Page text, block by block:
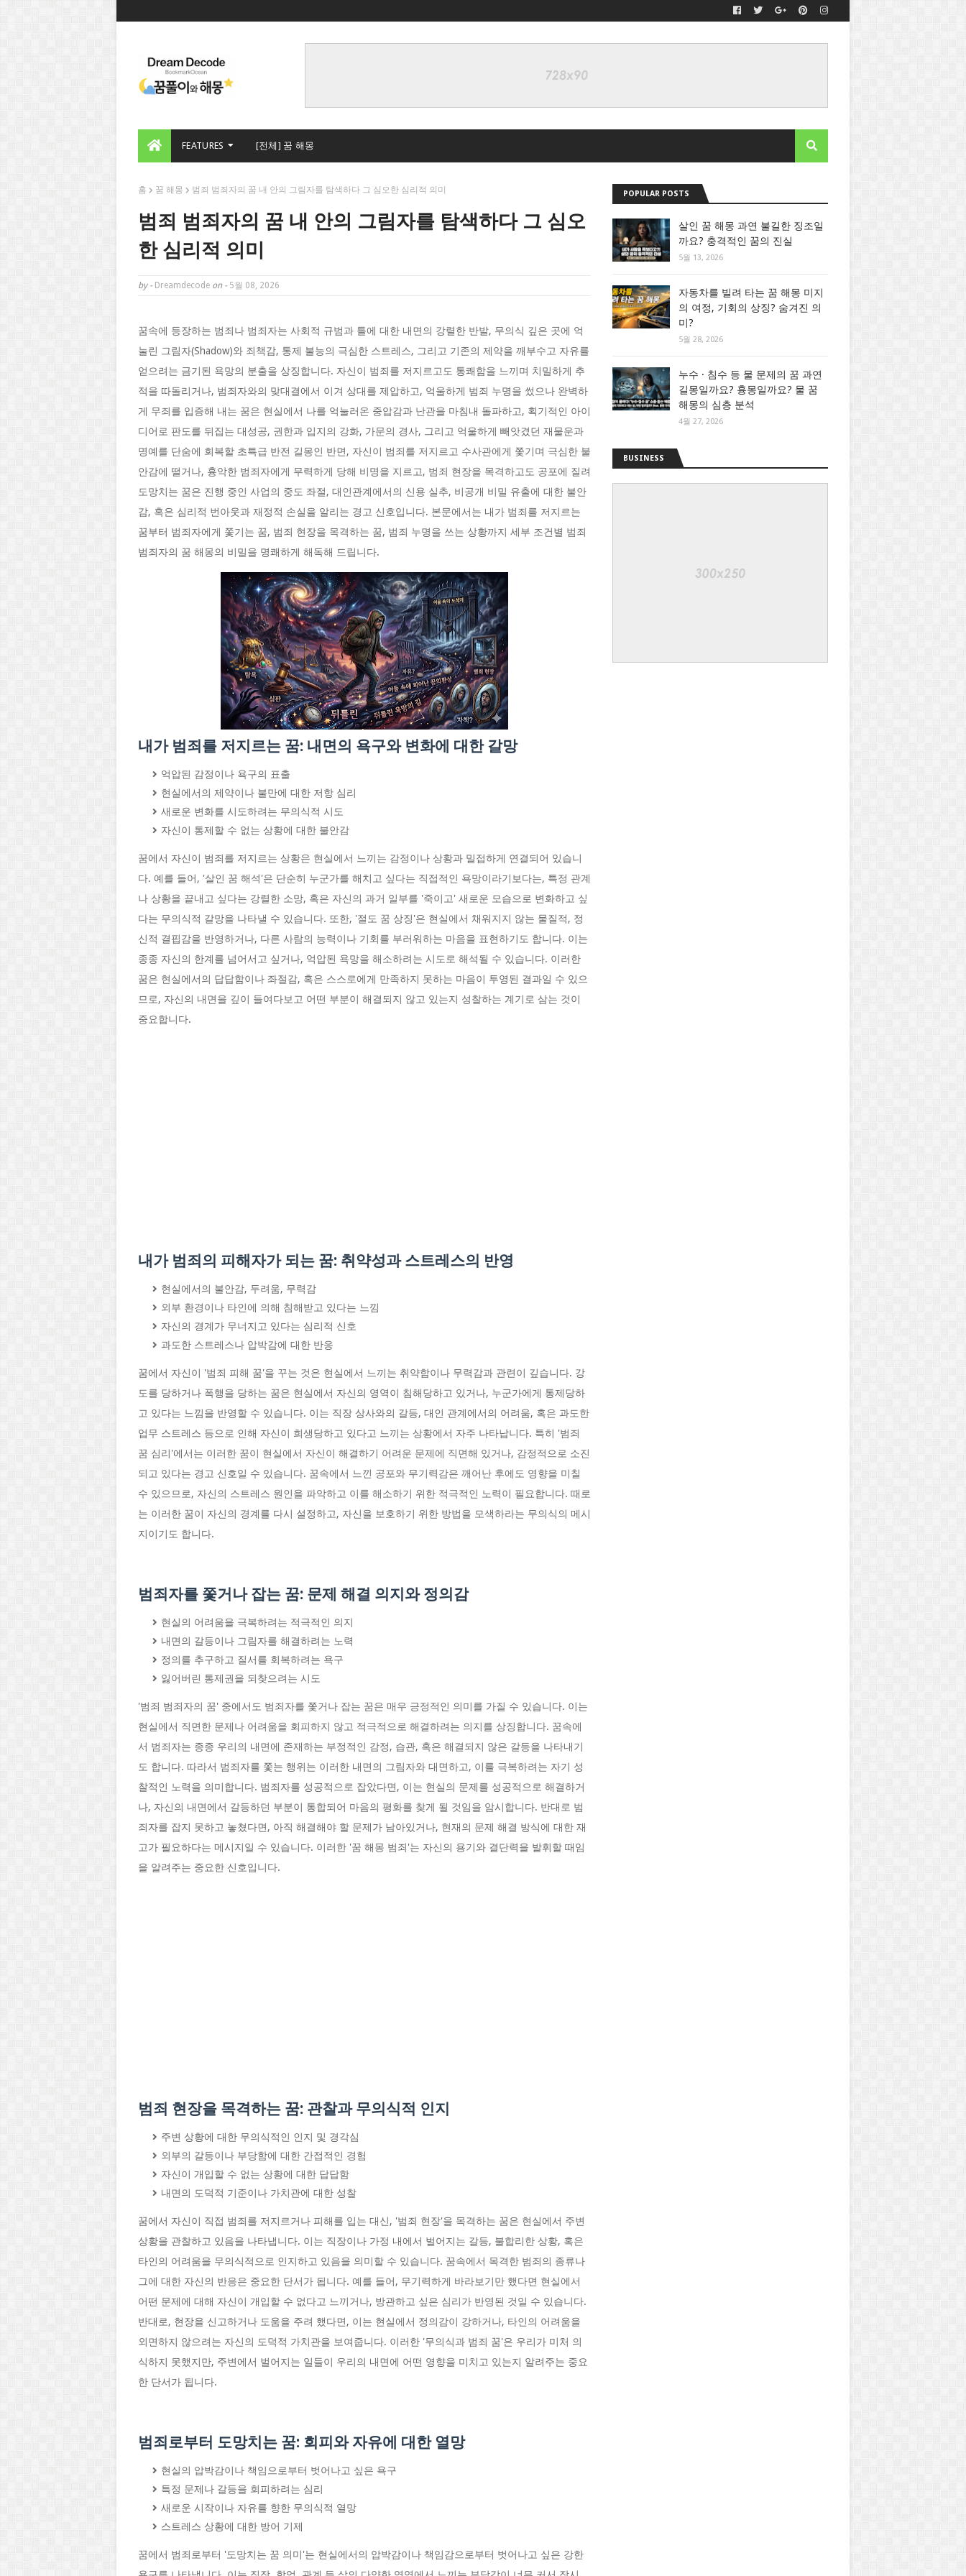
FEATURES [전체] 꿈 해몽
홈 꿈 해몽 범죄 범죄자의 꿈 내 안의 그림자를 탐색하다 그 심오한 심리적 의미
범죄 범죄자의 꿈 내 안의 그림자를 탐색하다 그 심오
한 심리적 의미
by - Dreamdecode on - 5월 08, 2026
꿈속에 등장하는 범죄나 범죄자는 사회적 규범과 틀에 대한 내면의 강렬한 반발, 무의식 깊은 곳에 억
눌린 그림자(Shadow)와 죄책감, 통제 불능의 극심한 스트레스, 그리고 기존의 제약을 깨부수고 자유를
얻으려는 금기된 욕망의 분출을 상징합니다. 자신이 범죄를 저지르고도 통쾌함을 느끼며 치밀하게 추
적을 따돌리거나, 범죄자와의 맞대결에서 이겨 상대를 제압하고, 억울하게 범죄 누명을 썼으나 완벽하
게 무죄를 입증해 내는 꿈은 현실에서 나를 억눌러온 중압감과 난관을 마침내 돌파하고, 획기적인 아이
디어로 판도를 뒤집는 대성공, 권한과 입지의 강화, 가문의 경사, 그리고 억울하게 빼앗겼던 재물운과
명예를 단숨에 회복할 초특급 반전 길몽인 반면, 자신이 범죄를 저지르고 수사관에게 쫓기며 극심한 불
안감에 떨거나, 흉악한 범죄자에게 무력하게 당해 비명을 지르고, 범죄 현장을 목격하고도 공포에 질려
도망치는 꿈은 진행 중인 사업의 중도 좌절, 대인관계에서의 신용 실추, 비공개 비밀 유출에 대한 불안
감, 혹은 심리적 번아웃과 재정적 손실을 알리는 경고 신호입니다. 본문에서는 내가 범죄를 저지르는
꿈부터 범죄자에게 쫓기는 꿈, 범죄 현장을 목격하는 꿈, 범죄 누명을 쓰는 상황까지 세부 조건별 범죄
범죄자의 꿈 해몽의 비밀을 명쾌하게 해독해 드립니다.
내가 범죄를 저지르는 꿈: 내면의 욕구와 변화에 대한 갈망
억압된 감정이나 욕구의 표출
현실에서의 제약이나 불만에 대한 저항 심리
새로운 변화를 시도하려는 무의식적 시도
자신이 통제할 수 없는 상황에 대한 불안감
꿈에서 자신이 범죄를 저지르는 상황은 현실에서 느끼는 감정이나 상황과 밀접하게 연결되어 있습니
다. 예를 들어, '살인 꿈 해석'은 단순히 누군가를 해치고 싶다는 직접적인 욕망이라기보다는, 특정 관계
나 상황을 끝내고 싶다는 강렬한 소망, 혹은 자신의 과거 일부를 '죽이고' 새로운 모습으로 변화하고 싶
다는 무의식적 갈망을 나타낼 수 있습니다. 또한, '절도 꿈 상징'은 현실에서 채워지지 않는 물질적, 정
신적 결핍감을 반영하거나, 다른 사람의 능력이나 기회를 부러워하는 마음을 표현하기도 합니다. 이는
종종 자신의 한계를 넘어서고 싶거나, 억압된 욕망을 해소하려는 시도로 해석될 수 있습니다. 이러한
꿈은 현실에서의 답답함이나 좌절감, 혹은 스스로에게 만족하지 못하는 마음이 투영된 결과일 수 있으
므로, 자신의 내면을 깊이 들여다보고 어떤 부분이 해결되지 않고 있는지 성찰하는 계기로 삼는 것이
중요합니다.
내가 범죄의 피해자가 되는 꿈: 취약성과 스트레스의 반영
현실에서의 불안감, 두려움, 무력감
외부 환경이나 타인에 의해 침해받고 있다는 느낌
자신의 경계가 무너지고 있다는 심리적 신호
과도한 스트레스나 압박감에 대한 반응
꿈에서 자신이 '범죄 피해 꿈'을 꾸는 것은 현실에서 느끼는 취약함이나 무력감과 관련이 깊습니다. 강
도를 당하거나 폭행을 당하는 꿈은 현실에서 자신의 영역이 침해당하고 있거나, 누군가에게 통제당하
고 있다는 느낌을 반영할 수 있습니다. 이는 직장 상사와의 갈등, 대인 관계에서의 어려움, 혹은 과도한
업무 스트레스 등으로 인해 자신이 희생당하고 있다고 느끼는 상황에서 자주 나타납니다. 특히 '범죄
꿈 심리'에서는 이러한 꿈이 현실에서 자신이 해결하기 어려운 문제에 직면해 있거나, 감정적으로 소진
되고 있다는 경고 신호일 수 있습니다. 꿈속에서 느낀 공포와 무기력감은 깨어난 후에도 영향을 미칠
수 있으므로, 자신의 스트레스 원인을 파악하고 이를 해소하기 위한 적극적인 노력이 필요합니다. 때로
는 이러한 꿈이 자신의 경계를 다시 설정하고, 자신을 보호하기 위한 방법을 모색하라는 무의식의 메시
지이기도 합니다.
범죄자를 쫓거나 잡는 꿈: 문제 해결 의지와 정의감
현실의 어려움을 극복하려는 적극적인 의지
내면의 갈등이나 그림자를 해결하려는 노력
정의를 추구하고 질서를 회복하려는 욕구
잃어버린 통제권을 되찾으려는 시도
'범죄 범죄자의 꿈' 중에서도 범죄자를 쫓거나 잡는 꿈은 매우 긍정적인 의미를 가질 수 있습니다. 이는
현실에서 직면한 문제나 어려움을 회피하지 않고 적극적으로 해결하려는 의지를 상징합니다. 꿈속에
서 범죄자는 종종 우리의 내면에 존재하는 부정적인 감정, 습관, 혹은 해결되지 않은 갈등을 나타내기
도 합니다. 따라서 범죄자를 쫓는 행위는 이러한 내면의 그림자와 대면하고, 이를 극복하려는 자기 성
찰적인 노력을 의미합니다. 범죄자를 성공적으로 잡았다면, 이는 현실의 문제를 성공적으로 해결하거
나, 자신의 내면에서 갈등하던 부분이 통합되어 마음의 평화를 찾게 될 것임을 암시합니다. 반대로 범
죄자를 잡지 못하고 놓쳤다면, 아직 해결해야 할 문제가 남아있거나, 현재의 문제 해결 방식에 대한 재
고가 필요하다는 메시지일 수 있습니다. 이러한 '꿈 해몽 범죄'는 자신의 용기와 결단력을 발휘할 때임
을 알려주는 중요한 신호입니다.
범죄 현장을 목격하는 꿈: 관찰과 무의식적 인지
주변 상황에 대한 무의식적인 인지 및 경각심
외부의 갈등이나 부당함에 대한 간접적인 경험
자신이 개입할 수 없는 상황에 대한 답답함
내면의 도덕적 기준이나 가치관에 대한 성찰
꿈에서 자신이 직접 범죄를 저지르거나 피해를 입는 대신, '범죄 현장'을 목격하는 꿈은 현실에서 주변
상황을 관찰하고 있음을 나타냅니다. 이는 직장이나 가정 내에서 벌어지는 갈등, 불합리한 상황, 혹은
타인의 어려움을 무의식적으로 인지하고 있음을 의미할 수 있습니다. 꿈속에서 목격한 범죄의 종류나
그에 대한 자신의 반응은 중요한 단서가 됩니다. 예를 들어, 무기력하게 바라보기만 했다면 현실에서
어떤 문제에 대해 자신이 개입할 수 없다고 느끼거나, 방관하고 싶은 심리가 반영된 것일 수 있습니다.
반대로, 현장을 신고하거나 도움을 주려 했다면, 이는 현실에서 정의감이 강하거나, 타인의 어려움을
외면하지 않으려는 자신의 도덕적 가치관을 보여줍니다. 이러한 '무의식과 범죄 꿈'은 우리가 미처 의
식하지 못했지만, 주변에서 벌어지는 일들이 우리의 내면에 어떤 영향을 미치고 있는지 알려주는 중요
한 단서가 됩니다.
범죄로부터 도망치는 꿈: 회피와 자유에 대한 열망
현실의 압박감이나 책임으로부터 벗어나고 싶은 욕구
특정 문제나 갈등을 회피하려는 심리
새로운 시작이나 자유를 향한 무의식적 열망
스트레스 상황에 대한 방어 기제
꿈에서 범죄로부터 '도망치는 꿈 의미'는 현실에서의 압박감이나 책임감으로부터 벗어나고 싶은 강한
POPULAR POSTS
살인 꿈 해몽 과연 불길한 징조일
까요? 충격적인 꿈의 진실
5월 13, 2026
자동차를 빌려 타는 꿈 해몽 미지
의 여정, 기회의 상징? 숨겨진 의
미?
5월 28, 2026
누수 · 침수 등 물 문제의 꿈 과연
길몽일까요? 흉몽일까요? 물 꿈
해몽의 심층 분석
4월 27, 2026
BUSINESS